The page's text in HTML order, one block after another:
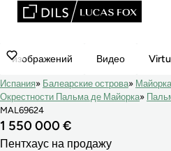
изображений Видео
Испания Балеарские острова
Майорка
Окрестности Пальма де Майорка
MAL69624
1 550 000 €
Пентхаус на продажу